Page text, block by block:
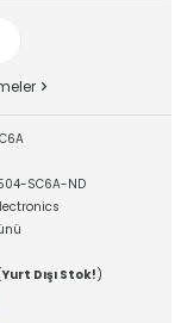
SC6A-ND
Yurt Dışı Stok!)